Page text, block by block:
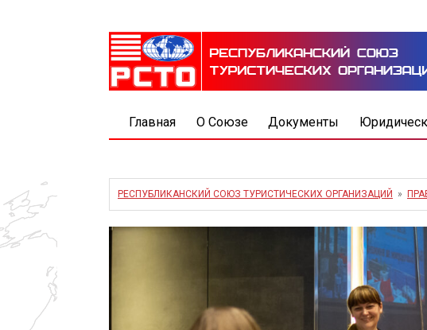
Главная О Союзе Документы
РЕСПУБЛИКАНСКИЙ СОЮЗ ТУРИСТИЧЕСКИХ ОРГАНИЗАЦИЙ »